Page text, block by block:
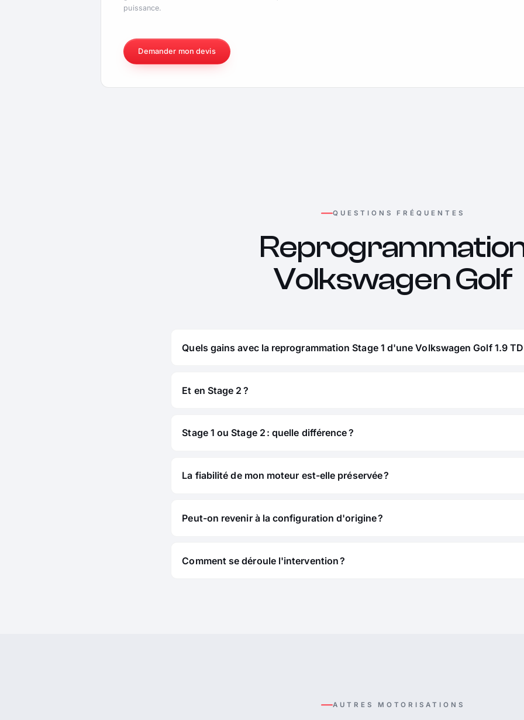
puissance.
Demander mon devis
QUESTIONS FRÉQUENTES
Volkswagen Golf
Quels gains avec la reprogrammation Stage 1 d'une Volkswagen Golf 1.9
Et en Stage 2 ?
Stage 1 ou Stage 2 : quelle différence ?
La fiabilité de mon moteur est-elle préservée ?
Peut-on revenir à la configuration d'origine ?
Comment se déroule l'intervention ?
AUTRES MOTORISATIONS